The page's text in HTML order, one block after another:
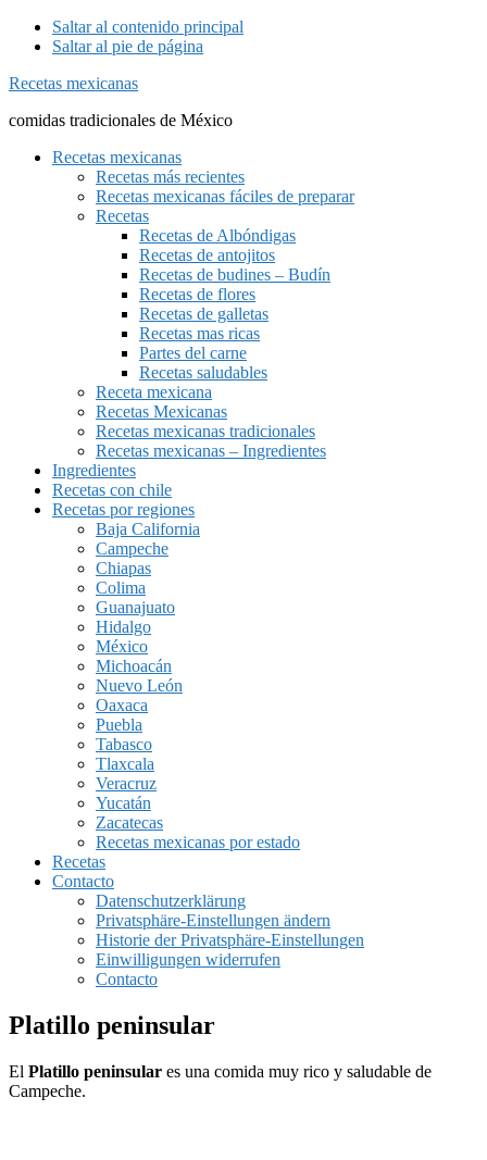
Saltar al contenido principal
Saltar al pie de página
Recetas mexicanas
comidas tradicionales de México
Recetas mexicanas
Recetas más recientes
Recetas mexicanas fáciles de preparar
Recetas
Recetas de Albóndigas
Recetas de antojitos
Recetas de budines – Budín
Recetas de flores
Recetas de galletas
Recetas mas ricas
Partes del carne
Recetas saludables
Receta mexicana
Recetas Mexicanas
Recetas mexicanas tradicionales
Recetas mexicanas – Ingredientes
Ingredientes
Recetas con chile
Recetas por regiones
Baja California
Campeche
Chiapas
Colima
Guanajuato
Hidalgo
México
Michoacán
Nuevo León
Oaxaca
Puebla
Tabasco
Tlaxcala
Veracruz
Yucatán
Zacatecas
Recetas mexicanas por estado
Recetas
Contacto
Datenschutzerklärung
Privatsphäre-Einstellungen ändern
Historie der Privatsphäre-Einstellungen
Einwilligungen widerrufen
Contacto
Platillo peninsular
El Platillo peninsular es una comida muy rico y saludable de
Campeche.